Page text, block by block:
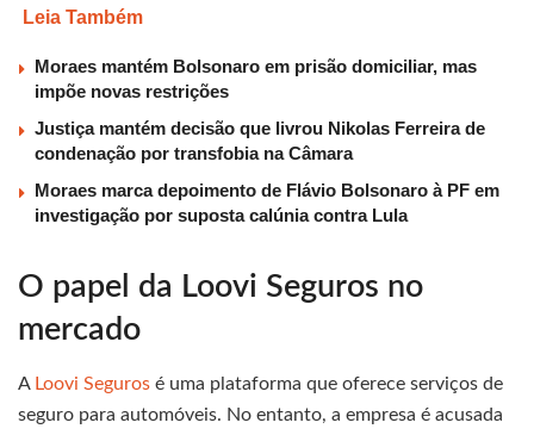
Leia Também
Moraes mantém Bolsonaro em prisão domiciliar, mas
impõe novas restrições
Justiça mantém decisão que livrou Nikolas Ferreira de
condenação por transfobia na Câmara
Moraes marca depoimento de Flávio Bolsonaro à PF em
investigação por suposta calúnia contra Lula
O papel da Loovi Seguros no
mercado
A Loovi Seguros é uma plataforma que oferece serviços de
seguro para automóveis. No entanto, a empresa é acusada